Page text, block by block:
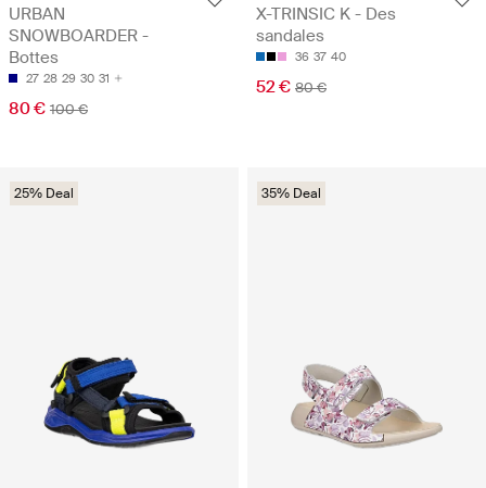
URBAN
SNOWBOARDER -
Bottes
27 28 29 30 31
80 € 100 €
X-TRINSIC K - Des
sandales
36 37 40
52 € 80 €
25% Deal 35% Deal